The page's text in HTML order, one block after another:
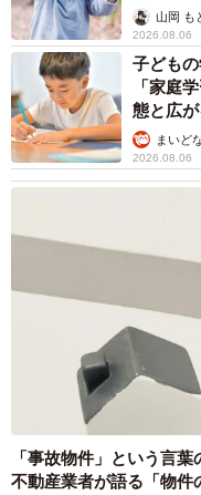
出し…
山岡 も
2026.08.06
子ども
「家庭
態と広
まいど
2026.08.06
「事故物件」という言
不動産業者が語る「物件